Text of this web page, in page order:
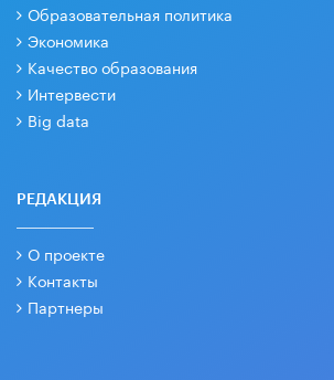
Образовательная политика
Экономика
Качество образования
Интервести
Big data
РЕДАКЦИЯ
О проекте
Контакты
Партнеры